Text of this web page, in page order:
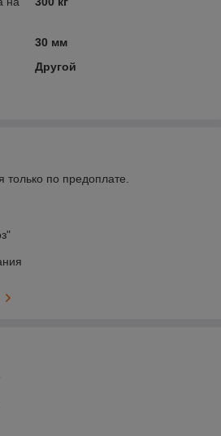
30 мм
Другой
только по предоплате.